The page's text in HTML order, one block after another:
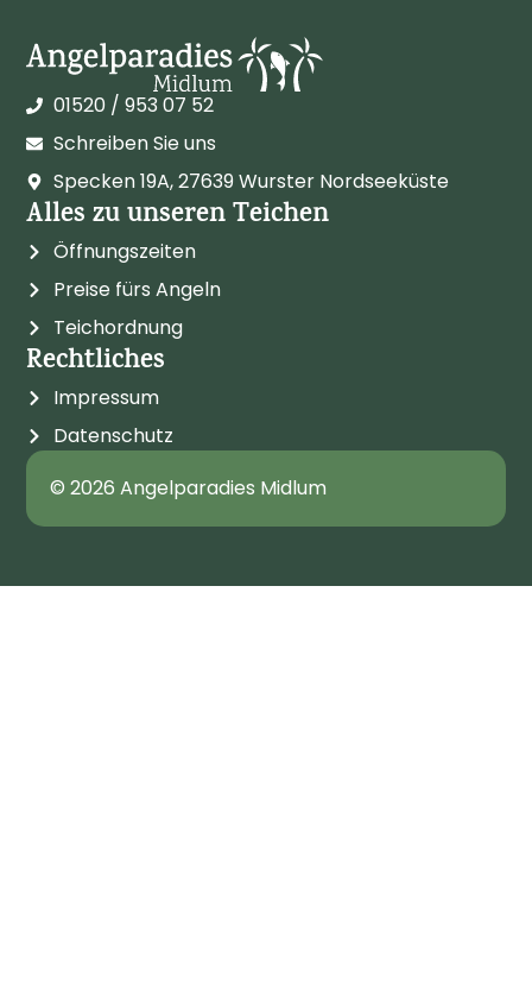
01520 / 953 07 52
Schreiben Sie uns
Specken 19A, 27639 Wurster Nordseeküste
Alles zu unseren Teichen
Öffnungszeiten
Preise fürs Angeln
Teichordnung
Rechtliches
Impressum
Datenschutz
© 2026 Angelparadies Midlum